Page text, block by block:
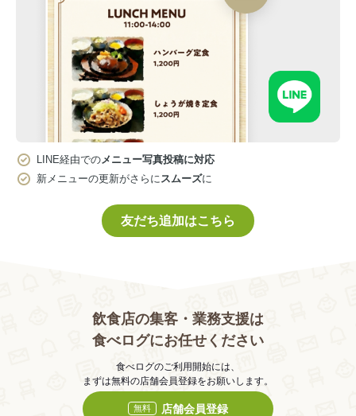
LINE経由でのメニュー写真投稿に対応
新メニューの更新がさらにスムーズに
友だち追加はこちら
飲食店の集客・業務支援は
食べログにお任せください
食べログのご利用開始には、
まずは無料の店舗会員登録をお願いします。
無料 店舗会員登録